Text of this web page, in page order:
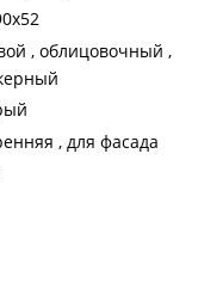
, облицовочный ,
, для фасада